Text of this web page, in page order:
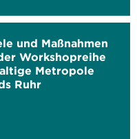
und Maßnahmen
Workshopreihe
Metropole
Ruhr